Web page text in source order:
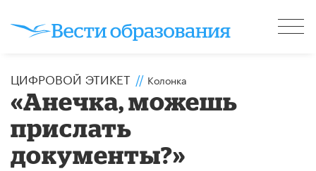
ЦИФРОВОЙ ЭТИКЕТ // Колонка
«Анечка, можешь
прислать
документы?»